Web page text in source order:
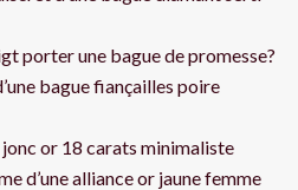
porter une bague de promesse?
bague fiançailles poire
or 18 carats minimaliste
d’une alliance or jaune femme